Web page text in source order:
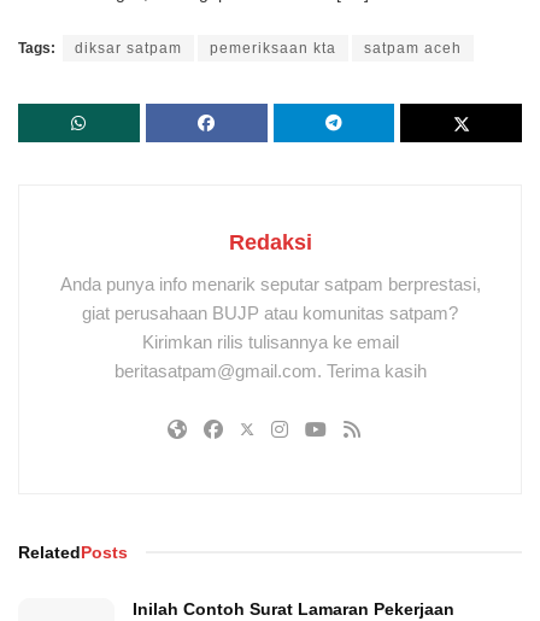
Tags: diksar satpam pemeriksaan kta satpam aceh
Redaksi
Anda punya info menarik seputar satpam berprestasi,
giat perusahaan BUJP atau komunitas satpam?
Kirimkan rilis tulisannya ke email
beritasatpam@gmail.com. Terima kasih
RelatedPosts
Inilah Contoh Surat Lamaran Pekerjaan